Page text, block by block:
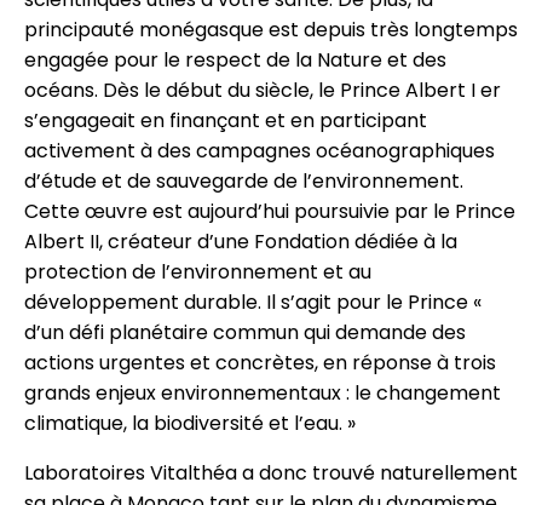
principauté monégasque est depuis très longtemps
engagée pour le respect de la Nature et des
océans. Dès le début du siècle, le Prince Albert I er
s’engageait en finançant et en participant
activement à des campagnes océanographiques
d’étude et de sauvegarde de l’environnement.
Cette œuvre est aujourd’hui poursuivie par le Prince
Albert II, créateur d’une Fondation dédiée à la
protection de l’environnement et au
développement durable. Il s’agit pour le Prince «
d’un défi planétaire commun qui demande des
actions urgentes et concrètes, en réponse à trois
grands enjeux environnementaux : le changement
climatique, la biodiversité et l’eau. »
Laboratoires Vitalthéa a donc trouvé naturellement